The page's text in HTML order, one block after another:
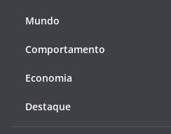
Mundo
Comportamento
Economia
Destaque